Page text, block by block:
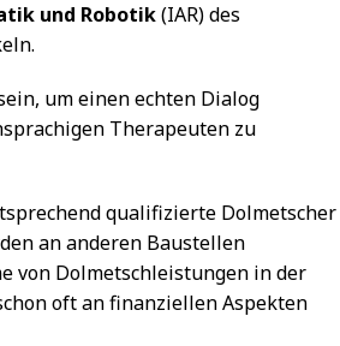
und Robotik(IAR) des
um einen echten Dialog
Therapeuten zu
qualifizierte Dolmetscher
an anderen Baustellen
von Dolmetschleistungen in der
oft an finanziellen Aspekten